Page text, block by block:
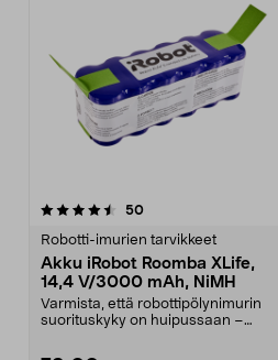
50arvostelut
Robotti-imurien tarvikkeet
Akku iRobot Roomba XLife,
14,4 V/3000 mAh, NiMH
Varmista, että robottipölynimurin
suorituskyky on huipussaan –
4.5viidestä